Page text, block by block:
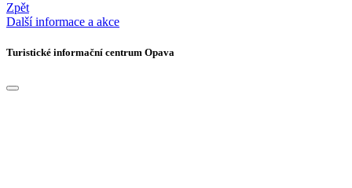
Zpět
Další informace a akce
Turistické informační centrum Opava